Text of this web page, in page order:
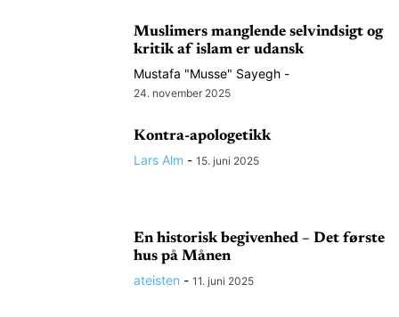
Muslimers manglende selvindsigt og
kritik af islam er udansk
Mustafa "Musse" Sayegh -
24. november 2025
Kontra-apologetikk
Lars Alm - 15. juni 2025
En historisk begivenhed – Det første
hus på Månen
ateisten - 11. juni 2025